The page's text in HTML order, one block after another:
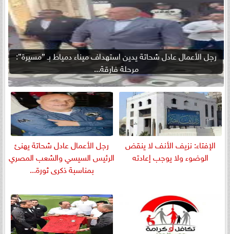
رجل الأعمال عادل شحاتة يدين استهداف ميناء دمياط بـ ”مسيرة”:
مرحلة فارقة...
الإفتاء: نزيف الأنف لا ينقض
الوضوء ولا يوجب إعادته
رجل الأعمال عادل شحاتة يهنئ
الرئيس السيسي والشعب المصري
بمناسبة ذكرى ثورة...